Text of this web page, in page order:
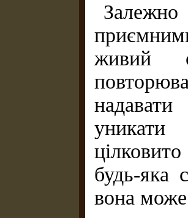
живий
будь-яка
вона може